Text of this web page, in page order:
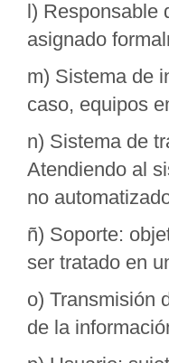
l) Responsable
asignado
m) Sistema de
caso, equipos
n) Sistema de
Atendiendo al
no
ñ) Soporte:
ser tratado en
o) Transmisión
de la